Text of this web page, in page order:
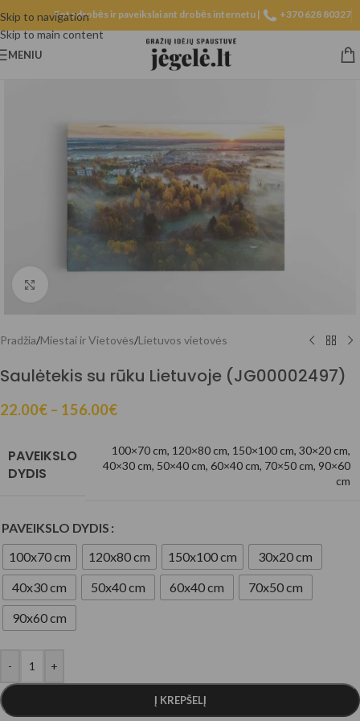
Skip to navigation
Skip to main content
Fotodrobės ir paveikslai ant drobės internetu | +370 628 80327
MENIU
Pradžia/Miestai ir Vietovės/Lietuvos vietovės
Saulėtekis su rūku Lietuvoje (JG00002497)
22.00€ – 156.00€
PAVEIKSLO
DYDIS
100×70 cm, 120×80 cm, 150×100 cm, 30×20 cm,
40×30 cm, 50×40 cm, 60×40 cm, 70×50 cm, 90×60
cm
PAVEIKSLO DYDIS
100x70 cm
120x80 cm 150x100 cm
30x20 cm
40x30 cm
50x40 cm 60x40 cm
70x50 cm
90x60 cm
- +
Į KREPŠELĮ